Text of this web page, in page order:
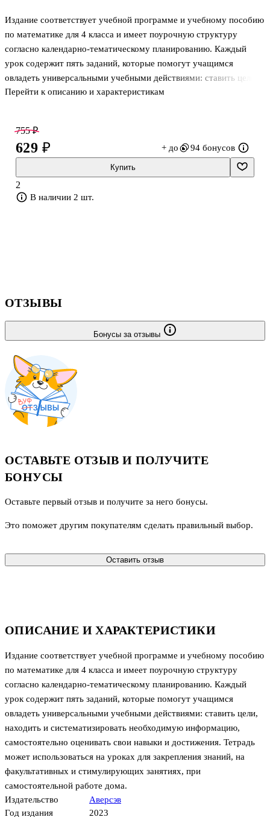
Издание соответствует учебной программе и учебному пособию
по математике для 4 класса и имеет поурочную структуру
согласно календарно-тематическому планированию. Каждый
урок содержит пять заданий, которые помогут учащимся
овладеть универсальными учебными действиями: ставить цели,
находить и систематизировать необходимую информацию,
факультативных и стимулирующих занятиях, при
самостоятельной работе дома.
Перейти к описанию и характеристикам
755 ₽
629 ₽ + до 94 бонусов
Купить
2
В наличии 2 шт.
ОПИСАНИЕ И ХАРАКТЕРИСТИКИ
Издание соответствует учебной программе и учебному пособию
по математике для 4 класса и имеет поурочную структуру
согласно календарно-тематическому планированию. Каждый
урок содержит пять заданий, которые помогут учащимся
овладеть универсальными учебными действиями: ставить цели,
находить и систематизировать необходимую информацию,
самостоятельно оценивать свои навыки и достижения. Тетрадь
может использоваться на уроках для закрепления знаний, на
факультативных и стимулирующих занятиях, при
самостоятельной работе дома.
Издательство
Аверсэв
Год издания
2023
ОТЗЫВЫ
Бонусы за отзывы
ОСТАВЬТЕ ОТЗЫВ И ПОЛУЧИТЕ
БОНУСЫ
Оставьте первый отзыв и получите за него бонусы.
Это поможет другим покупателям сделать правильный выбор.
Оставить отзыв